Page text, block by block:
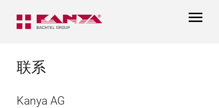
联系
Kanya AG